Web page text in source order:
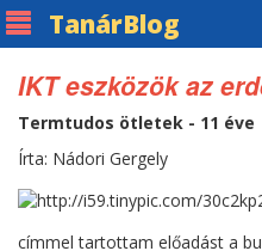
TanárBlog
IKT eszközök az
Termtudos ötletek - 11 éve
Írta: Nádori Gergely
címmel tartottam előadást a